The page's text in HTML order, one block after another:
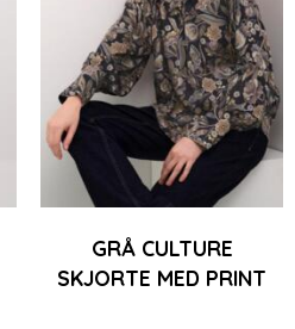
GRÅ CULTURE
SKJORTE MED PRINT